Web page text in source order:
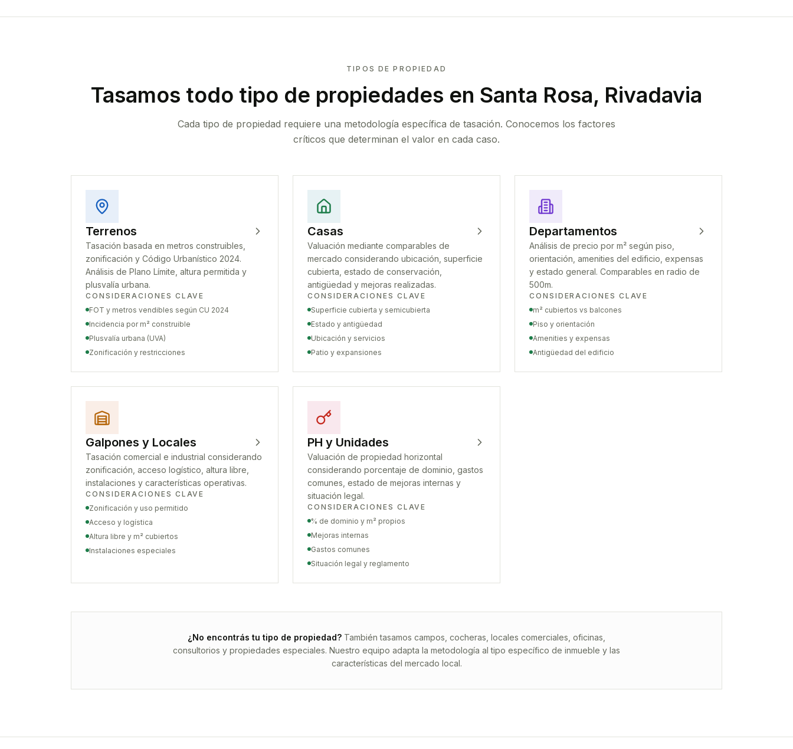
TIPOS DE PROPIEDAD
Tasamos todo tipo de propiedades en Santa Rosa, Rivadavia
Cada tipo de propiedad requiere una metodología específica de tasación. Conocemos los factores
críticos que determinan el valor en cada caso.
Terrenos
Tasación basada en metros construibles,
zonificación y Código Urbanístico 2024.
Análisis de Plano Límite, altura permitida y
plusvalía urbana.
CONSIDERACIONES CLAVE
FOT y metros vendibles según CU 2024
Incidencia por m² construible
Plusvalía urbana (UVA)
Zonificación y restricciones
Casas
Valuación mediante comparables de
mercado considerando ubicación, superficie
cubierta, estado de conservación,
antigüedad y mejoras realizadas.
CONSIDERACIONES CLAVE
Superficie cubierta y semicubierta
Estado y antigüedad
Ubicación y servicios
Patio y expansiones
Departamentos
Análisis de precio por m² según piso,
orientación, amenities del edificio, expensas
y estado general. Comparables en radio de
500m.
CONSIDERACIONES CLAVE
m² cubiertos vs balcones
Piso y orientación
Amenities y expensas
Antigüedad del edificio
Galpones y Locales
Tasación comercial e industrial considerando
zonificación, acceso logístico, altura libre,
instalaciones y características operativas.
CONSIDERACIONES CLAVE
Zonificación y uso permitido
Acceso y logística
Altura libre y m² cubiertos
Instalaciones especiales
PH y Unidades
Valuación de propiedad horizontal
considerando porcentaje de dominio, gastos
comunes, estado de mejoras internas y
situación legal.
CONSIDERACIONES CLAVE
% de dominio y m² propios
Mejoras internas
Gastos comunes
Situación legal y reglamento
¿No encontrás tu tipo de propiedad? También tasamos campos, cocheras, locales comerciales, oficinas,
consultorios y propiedades especiales. Nuestro equipo adapta la metodología al tipo específico de inmueble y las
características del mercado local.